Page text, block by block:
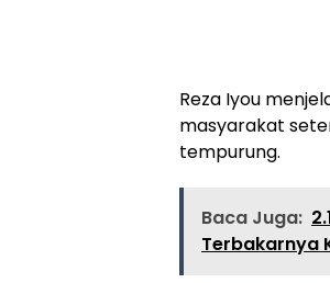
Reza Iyou
masyarakat
tempurung.
Baca Juga:
Terbakarnya